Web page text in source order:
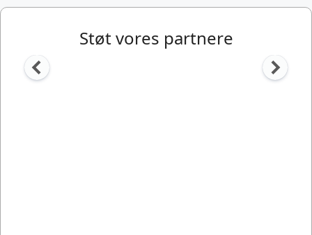
Støt vores partnere